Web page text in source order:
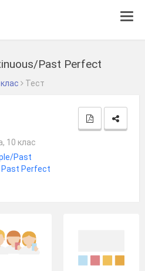
Past Perfect
Тест
10 клас
Past
Perfect